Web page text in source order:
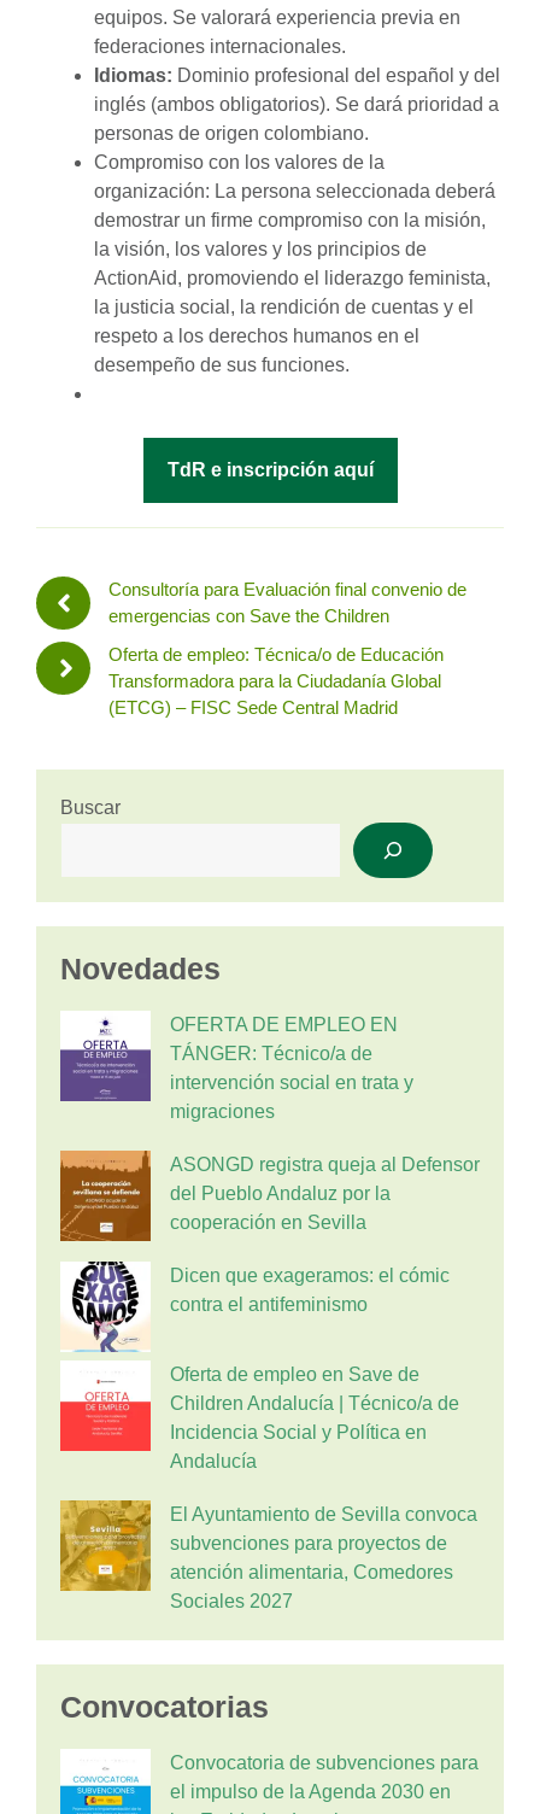
equipos. Se valorará experiencia previa en
federaciones internacionales.
Idiomas: Dominio profesional del español y del
inglés (ambos obligatorios). Se dará prioridad a
personas de origen colombiano.
Compromiso con los valores de la
organización: La persona seleccionada deberá
demostrar un firme compromiso con la misión,
la visión, los valores y los principios de
ActionAid, promoviendo el liderazgo feminista,
la justicia social, la rendición de cuentas y el
respeto a los derechos humanos en el
desempeño de sus funciones.
TdR e inscripción aquí
Consultoría para Evaluación final convenio de
emergencias con Save the Children
Oferta de empleo: Técnica/o de Educación
Transformadora para la Ciudadanía Global
(ETCG) – FISC Sede Central Madrid
Buscar
Novedades
OFERTA DE EMPLEO EN
TÁNGER: Técnico/a de
intervención social en trata y
migraciones
ASONGD registra queja al Defensor
del Pueblo Andaluz por la
cooperación en Sevilla
Dicen que exageramos: el cómic
contra el antifeminismo
Oferta de empleo en Save de
Children Andalucía | Técnico/a de
Incidencia Social y Política en
Andalucía
El Ayuntamiento de Sevilla convoca
subvenciones para proyectos de
atención alimentaria, Comedores
Sociales 2027
Convocatorias
Convocatoria de subvenciones para
el impulso de la Agenda 2030 en